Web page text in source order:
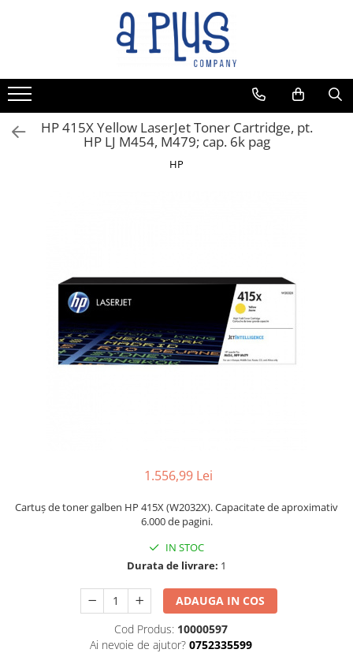
Benzi pentru etichete
Cartuse de cerneala
Cartuse toner
Colectoare toner rezidual
HP 415X Yellow LaserJet Toner Cartridge, pt.
HP LJ M454, M479; cap. 6k pag
HP
1.556,99 Lei
Cartuș de toner galben HP 415X (W2032X). Capacitate de aproximativ
6.000 de pagini.
IN STOC
Durata de livrare: 1
ADAUGA IN COS
Cod Produs: 10000597
Ai nevoie de ajutor? 0752335599